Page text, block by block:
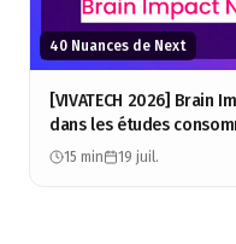
40 Nuances de Next
[VIVATECH 2026] Brain
dans les études
15 min 19 juil.